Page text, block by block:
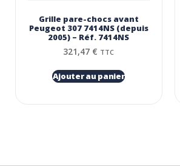
Grille pare-chocs avant
Peugeot 307 7414NS (depuis
2005) – Réf. 7414NS
321,47 € TTC
Ajouter au panier